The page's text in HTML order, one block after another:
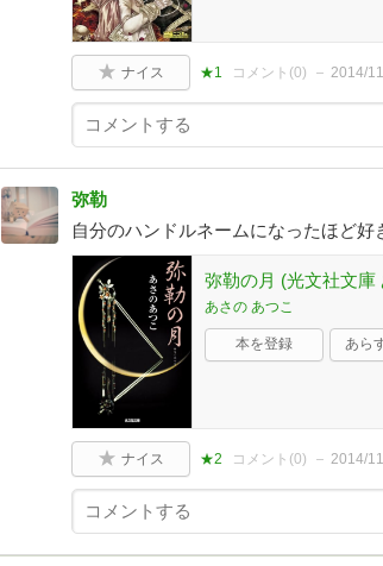
ナイス ★1 コメント(0) 2014/
弥勒
自分のハンドルネームになったほど好
弥勒の月 (光文社文庫
あさの あつこ
本を登録 あら
ナイス ★2 コメント(0) 2014/